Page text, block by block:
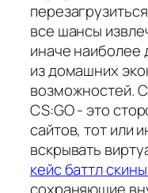
все шансы
иначе наиболее
из домашних
возможностей.
CS:GO - это
сайтов, тот или
вскрывать
кейс баттл
сохраняющие